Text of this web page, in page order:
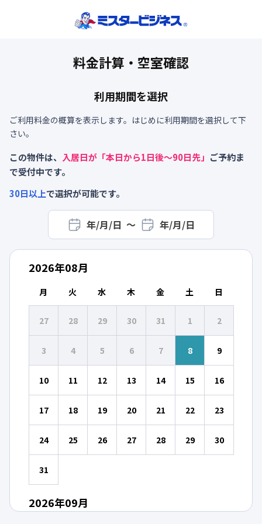
料金計算・空室確認
利用期間を選択
ご利用料金の概算を表示します。はじめに利用期間を選択して下
さい。
この物件は、 入居日が「本日から1日後～90日先」 ご予約ま
で受付中です。
30日以上で選択が可能です。
年/月/日 〜 年/月/日
2026年08月
月 火 水 木 金 土 日
27 28 29 30 31 1 2
3 4 5 6 7 8 9
10 11 12 13 14 15 16
17 18 19 20 21 22 23
24 25 26 27 28 29 30
31
2026年09月